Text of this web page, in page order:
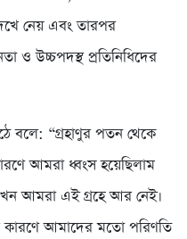
নেয় এবং তারপর
ও উচ্চপদস্থ প্রতিনিধিদের
বলে: “গ্রহাণুর পতন থেকে
আমরা ধ্বংস হয়েছিলাম
আমরা এই গ্রহে আর নেই।
আমাদের মতো পরিণতি